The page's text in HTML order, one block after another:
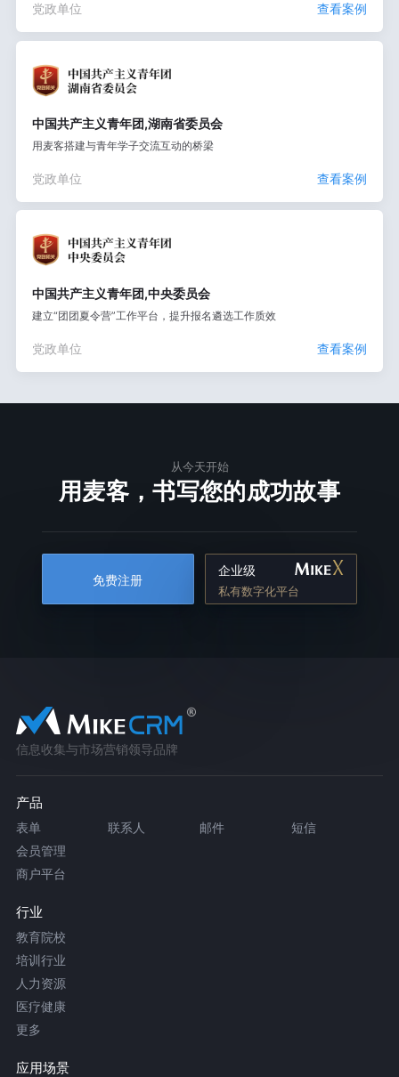
党政单位 查看案例
中国共产主义青年团,湖南省委员会
用麦客搭建与青年学子交流互动的桥梁
党政单位 查看案例
中国共产主义青年团,中央委员会
建立“团团夏令营”工作平台，提升报名遴选工作质效
党政单位 查看案例
从今天开始
用麦客，书写您的成功故事
免费注册
企业级
私有数字化平台
信息收集与市场营销领导品牌
产品
表单 联系人 邮件
短信
会员管理
商户平台
行业
教育院校
培训行业
人力资源
医疗健康
更多
应用场景